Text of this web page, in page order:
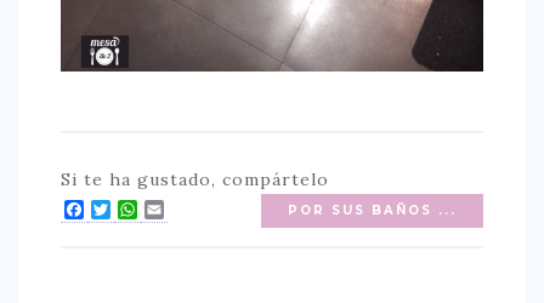
Si te ha gustado, compártelo
Facebook
TwitterWhatsApp POR SUS BAÑOS ...